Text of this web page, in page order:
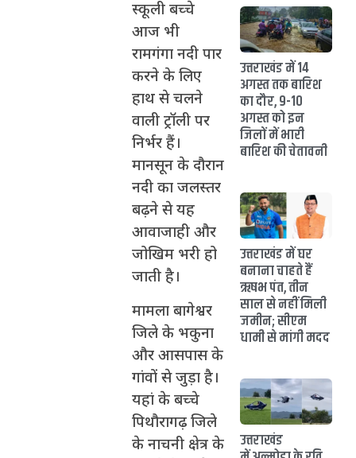
स्कूली बच्चे
आज भी
रामगंगा नदी पार
करने के लिए
हाथ से चलने
वाली ट्रॉली पर
निर्भर हैं।
मानसून के दौरान
नदी का जलस्तर
बढ़ने से यह
आवाजाही और
जोखिम भरी हो
जाती है।
मामला बागेश्वर
जिले के भकुना
और आसपास के
गांवों से जुड़ा है।
यहां के बच्चे
पिथौरागढ़ जिले
के नाचनी क्षेत्र के
उत्तराखंड में 14
अगस्त तक बारिश
का दौर, 9-10
अगस्त को इन
जिलों में भारी
बारिश की चेतावनी
उत्तराखंड में घर
बनाना चाहते हैं
ऋषभ पंत, तीन
साल से नहीं मिली
जमीन; सीएम
धामी से मांगी मदद
उत्तराखंड